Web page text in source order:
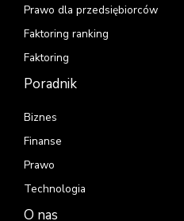
Prawo dla przedsiębiorców
Faktoring ranking
Faktoring
Poradnik
Biznes
Finanse
Prawo
Technologia
O nas